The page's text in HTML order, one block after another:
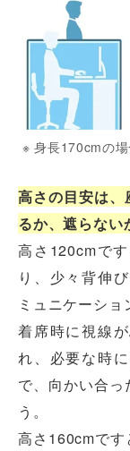
※ 身長170cmの場
高さの目安は
るか、遮らない
高さ120cmで
り、少々背伸
ミュニケーショ
着席時に視線
れ、必要な時
で、向かい合っ
う。
高さ160cmです